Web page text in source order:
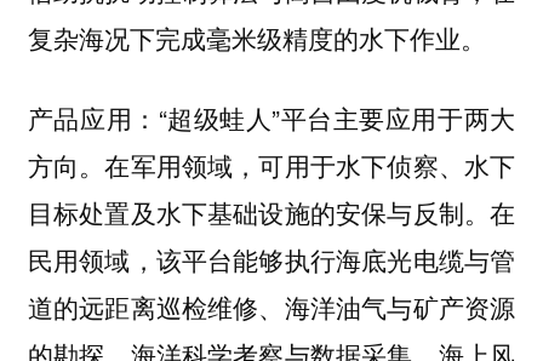
复杂海况下完成毫米级精度的水下作业。
产品应用： “超级蛙人”平台主要应用于两大
方向。在军用领域，可用于水下侦察、水下
目标处置及水下基础设施的安保与反制。在
民用领域，该平台能够执行海底光电缆与管
道的远距离巡检维修、海洋油气与矿产资源